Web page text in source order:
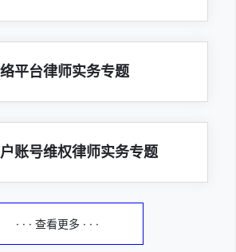
平台律师实务专题
账号维权律师实务专题
· · · 查看更多 · · ·